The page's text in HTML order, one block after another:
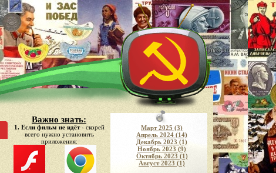
Важно знать:
1. Если фильм не идёт- скорей
всего нужно установить
приложения:
Март 2025 (3)
Апрель 2024 (14)
Декабрь 2023 (1)
Ноябрь 2023 (9)
Октябрь 2023 (1)
Август 2023 (1)